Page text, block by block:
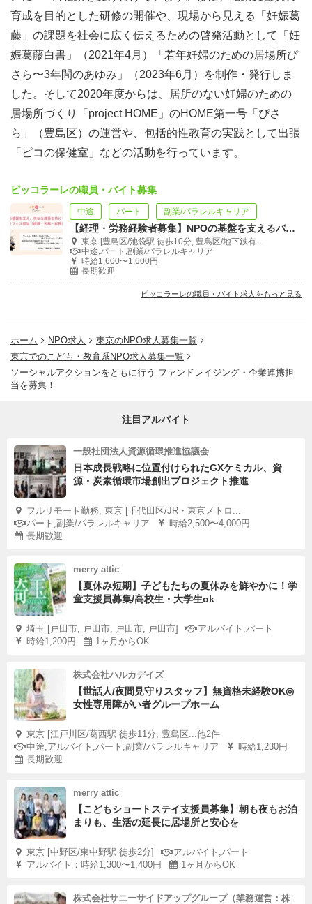
育成を目的とした研修の開催や、現場から見える「妊娠葛
藤」の課題を社会に広く伝えるための啓発活動として「妊
娠葛藤白書」（2021年4月）「若年妊婦のための居場所ぴ
さら〜3年間のあゆみ」（2023年6月）を制作・発行しま
した。そして2020年度からは、居所のない妊婦のための
居場所づくり「project HOME」のHOME第一号「ぴさ
ら」（豊島区）の運営や、包括的性教育の実践として出張
「ピコの保健室」などの活動を行っています。
ピッコラーレの職員・バイト募集
中途 パート 副業/パラレルキャリア
【経理・労務経験者募集】NPOの基盤を支えるバックオフィス担当
東京 [豊島区/池袋駅 徒歩10分, 豊島区/地下鉄有...
中途,パート,副業/パラレルキャリア
時給1,600〜1,600円
長期歓迎
ピッコラーレの職員・バイト求人をもっと見る
ホーム NPO求人
東京のNPO求人募集一覧
東京でのこども・教育系NPO求人募集一覧
ソーシャルアクションをともに行う ファンドレイジング・企業連携担
当を募集！
注目アルバイト
一般社団法人資源循環推進協議会
日本成長戦略に位置付けられたGXケミカル、資
源・炭素循環市場創出プロジェクト推進
フルリモート勤務, 東京 [千代田区/JR・東京メトロ...
パート,副業/パラレルキャリア
時給2,500〜4,000円
長期歓迎
merry attic
【夏休み短期】子どもたちの夏休みを鮮やかに！学
童支援員募集/高校生・大学生ok
埼玉 [戸田市, 戸田市, 戸田市, 戸田市]
アルバイト,パート
時給1,200円
1ヶ月からOK
株式会社ハルカデイズ
【世話人/夜間見守りスタッフ】無資格未経験OK◎
女性専用障がい者グループホーム
東京 [江戸川区/葛西駅 徒歩11分, 豊島区...他2件
中途,アルバイト,パート,副業/パラレルキャリア
時給1,230円
長期歓迎
merry attic
【こどもショートステイ支援員募集】朝も夜もお泊
まりも、生活の延長に居場所と安心を
東京 [中野区/東中野駅 徒歩2分]
アルバイト,パート
アルバイト：時給1,300〜1,400円
1ヶ月からOK
株式会社サニーサイドアップグループ（業務運営：株